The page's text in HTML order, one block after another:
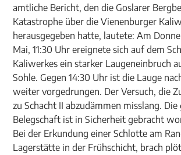
amtliche Bericht, den die Goslarer
Katastrophe über die Vienenburger
herausgegeben hatte, lautete: Am
Mai, 11:30 Uhr ereignete sich auf dem
Kaliwerkes ein starker Laugeneinbruch
Sohle. Gegen 14:30 Uhr ist die Lauge
weiter vorgedrungen. Der Versuch, die
zu Schacht II abzudämmen misslang. Die
Belegschaft ist in Sicherheit gebracht
Bei der Erkundung einer Schlotte am
Lagerstätte in der Frühschicht, brach